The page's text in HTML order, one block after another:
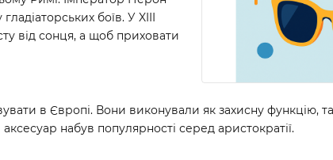
боїв. У XIII
від сонця, а щоб приховати
в Європі. Вони виконували як захисну функцію,
набув популярності серед аристократії.